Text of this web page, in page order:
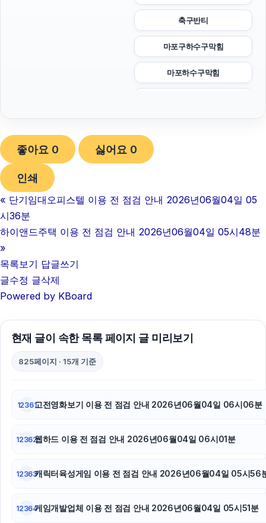
축구반티
마포구하수구막힘
마포하수구막힘
구리하수구막힘
병원마케팅
서울암요양병원
동탄임플란트
좋아요 0 싫어요 0
인쇄
« 단기임대오피스텔 이용 전 점검 안내 2026년06월04일 05
시36분
하이앤드주택 이용 전 점검 안내 2026년06월04일 05시48분
»
목록보기 답글쓰기
글수정 글삭제
Powered by KBoard
현재 글이 속한 목록 페이지 글 미리보기
825페이지 · 15개 기준
12361고전영화보기 이용 전 점검 안내 2026년06월04일 06시06분
12362웹하드 이용 전 점검 안내 2026년06월04일 06시01분
12363캐릭터육성게임 이용 전 점검 안내 2026년06월04일 05시56
12364게임개발업체 이용 전 점검 안내 2026년06월04일 05시51분